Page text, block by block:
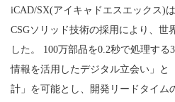
iCAD/SX(アイキャドエスエックス)
CSGソリッド技術の採用により、世
した。 100万部品を0.2秒で処理す
情報を活用したデジタル立会い」と
計」を可能とし、開発リードタイム